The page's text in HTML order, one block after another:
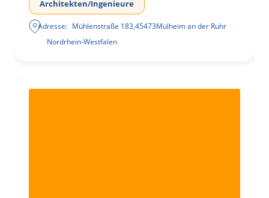
Architekten/Ingenieure
Adresse: Mühlenstraße 183,45473Mülheim an der Ruhr
Nordrhein-Westfalen